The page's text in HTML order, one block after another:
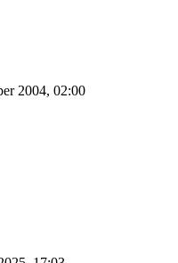
2004, 02:00